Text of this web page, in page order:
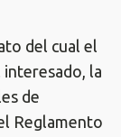
del cual el
la
de
Reglamento